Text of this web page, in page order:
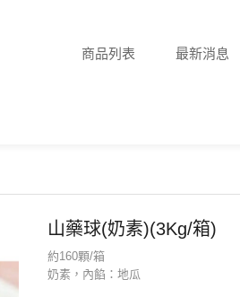
商品列表 最新消息
山藥球(奶素)(3Kg/箱)
約160顆/箱
奶素，內餡：地瓜